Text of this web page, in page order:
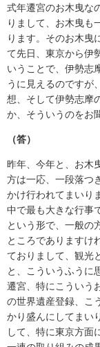
式年遷宮のお木曳な
りまして、お木曳も
ります。そのお木曳
て先日、東京から伊
いうことで、伊勢志
うに見えるのですが
想、そして伊勢志摩
か、そういうのをお
（答）
昨年、今年と、お木
方は一応、一段落つ
かけ行われてまいり
中で最も大きな行事
という形で、一般の
ところでありますけ
ておりまして、観光
と、こういうふうに
遷宮、特にこういう
の世界遺産登録、こ
かり盛んにしてまい
して、特に東京方面